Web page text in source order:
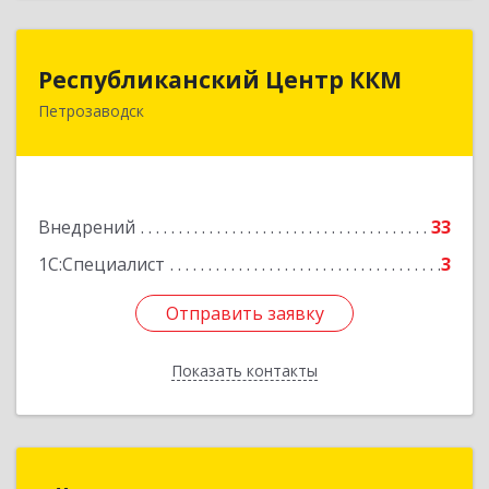
Республиканский Центр ККМ
Петрозаводск
Внедрений
33
1С:Специалист
3
Отправить заявку
Показать контакты
Республиканский Центр ККМ
185005, Карелия Респ, Петрозаводск г,
Отправить заявку
Назад